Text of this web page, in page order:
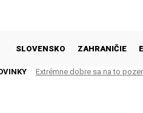
SLOVENSKO ZAHRANIČIE
Extrémne dobre sa na to